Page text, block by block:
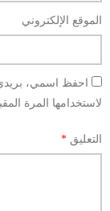
الموقع الإلكتروني
احفظ اسمي، بريدي
لاستخدامها المرة
التعليق *